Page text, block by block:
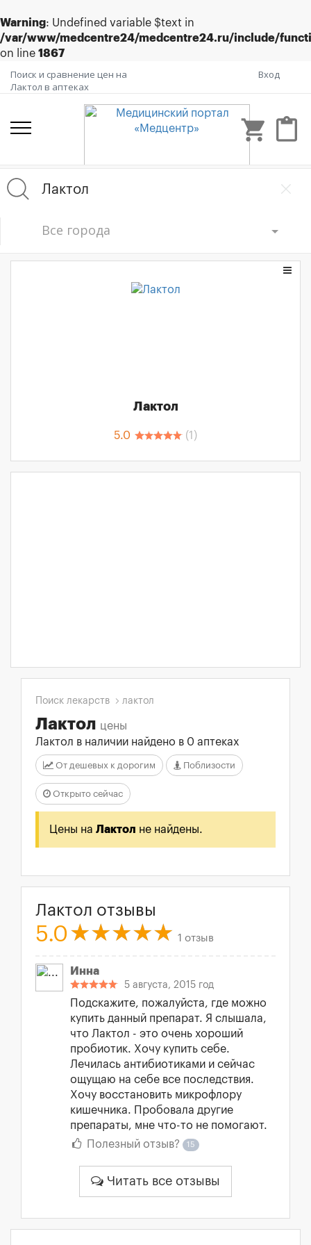
Warning: Undefined variable $text in
/var/www/medcentre24/medcentre24.ru/include/
on line 1867
Поиск и сравнение цен на
Лактол в аптеках
Вход
shopping_cart content_paste
Все города
Лактол
5.0 (1 )
Поиск лекарств лактол
Лактол цены
Лактол в наличии найдено в 0 аптеках
От дешевых к дорогим Поблизости
Открыто сейчас
Цены на Лактол не найдены.
Лактол отзывы
5.0 1 отзыв
Инна
5 августа, 2015 год
Подскажите, пожалуйста, где можно
купить данный препарат. Я слышала,
что Лактол - это очень хороший
пробиотик. Хочу купить себе.
Лечилась антибиотиками и сейчас
ощущаю на себе все последствия.
Хочу восстановить микрофлору
кишечника. Пробовала другие
препараты, мне что-то не помогают.
Полезный отзыв?
15
Читать все отзывы